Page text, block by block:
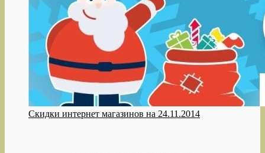
Скидки интернет магазинов на 24.11.2014